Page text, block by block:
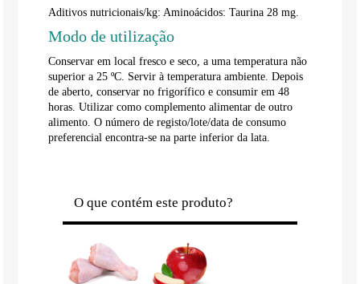
Aditivos nutricionais/kg: Aminoácidos: Taurina 28 mg.
Modo de utilização
Conservar em local fresco e seco, a uma temperatura não
superior a 25 ºC. Servir à temperatura ambiente. Depois
de aberto, conservar no frigorífico e consumir em 48
horas. Utilizar como complemento alimentar de outro
alimento. O número de registo/lote/data de consumo
preferencial encontra-se na parte inferior da lata.
O que contém este produto?